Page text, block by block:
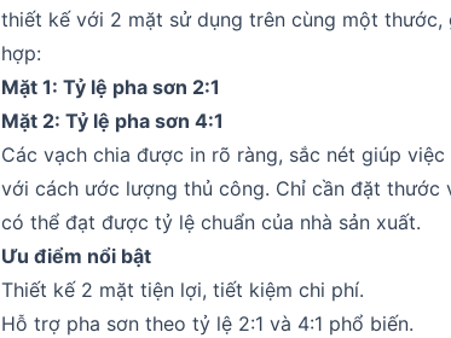
thiết kế với 2 mặt sử dụng trên cùng một
hợp:
Mặt 1: Tỷ lệ pha sơn 2:1
Mặt 2: Tỷ lệ pha sơn 4:1
Các vạch chia được in rõ ràng, sắc nét giúp
với cách ước lượng thủ công. Chỉ cần đặt
có thể đạt được tỷ lệ chuẩn của nhà sản xuất.
Ưu điểm nổi bật
Thiết kế 2 mặt tiện lợi, tiết kiệm chi phí.
Hỗ trợ pha sơn theo tỷ lệ 2:1 và 4:1 phổ biến.